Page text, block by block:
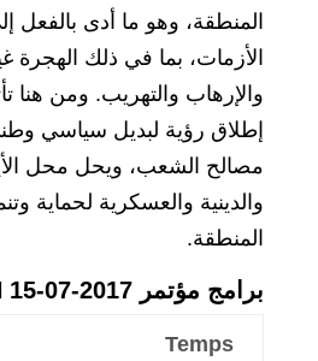
المنطقة، وهو ما أدى بالفعل
الأزمات، بما في ذلك الهجرة
والإرهاب والتهريب. ومن هنا
إطلاق رؤية لبديل سياسي
مصالح الشعب، ويحل محل
والدينية والعسكرية لحماية
المنطقة.
برامج مؤتمر MCAN 15-07-2017
Temps